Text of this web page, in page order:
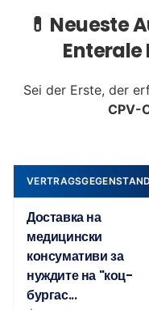
💊 Neueste
Sei der Erste, der
CPV-
VERTRAGSGEGENSTAND
Доставка на
медицински
консумативи за
нуждите на "коц-
бургас...